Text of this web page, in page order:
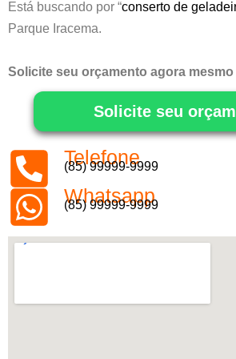
Está buscando por “conserto de
Parque Iracema.
Solicite seu orçamento agora
Solicite seu
Telefone
(85) 99999-9999
Whatsapp
(85) 99999-9999